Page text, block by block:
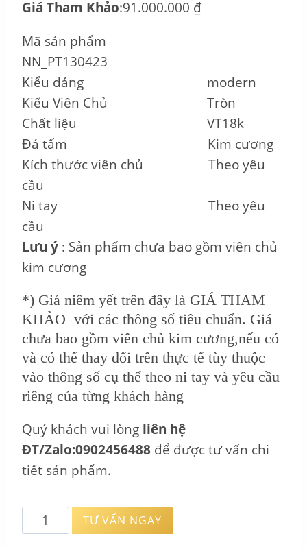
Giá Tham Khảo:91.000.000 ₫
Mã sản phẩm
NN_PT130423
Kiểu dáng modern
Kiểu Viên Chủ Tròn
Chất liệu VT18k
Đá tấm Kim cương
Kích thước viên chủ Theo yêu
cầu
Ni tay Theo yêu
cầu
Lưu ý : Sản phẩm chưa bao gồm viên chủ
kim cương
*) Giá niêm yết trên đây là GIÁ THAM
KHẢO với các thông số tiêu chuẩn. Giá
chưa bao gồm viên chủ kim cương,nếu có
và có thể thay đổi trên thực tế tùy thuộc
vào thông số cụ thể theo ni tay và yêu cầu
riêng của từng khách hàng
Quý khách vui lòng liên hệ
ĐT/Zalo:0902456488 để được tư vấn chi
tiết sản phẩm.
Nhẫn
TƯ VẤN NGAY